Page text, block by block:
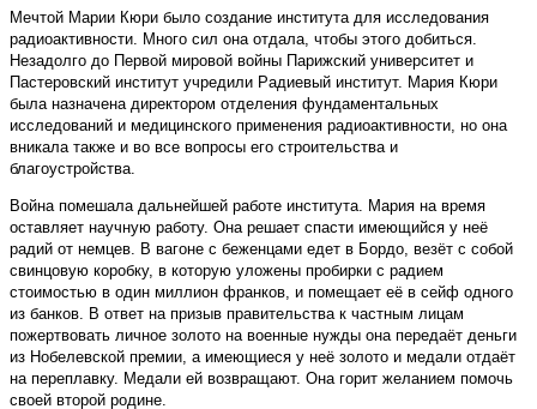
Мечтой Марии Кюри было создание института для исследования
радиоактивности. Много сил она отдала, чтобы этого добиться.
Незадолго до Первой мировой войны Парижский университет и
Пастеровский институт учредили Радиевый институт. Мария Кюри
была назначена директором отделения фундаментальных
исследований и медицинского применения радиоактивности, но она
вникала также и во все вопросы его строительства и
благоустройства.
Война помешала дальнейшей работе института. Мария на время
оставляет научную работу. Она решает спасти имеющийся у неё
радий от немцев. В вагоне с беженцами едет в Бордо, везёт с собой
свинцовую коробку, в которую уложены пробирки с радием
стоимостью в один миллион франков, и помещает её в сейф одного
из банков. В ответ на призыв правительства к частным лицам
пожертвовать личное золото на военные нужды она передаёт деньги
из Нобелевской премии, а имеющиеся у неё золото и медали отдаёт
на переплавку. Медали ей возвращают. Она горит желанием помочь
своей второй родине.